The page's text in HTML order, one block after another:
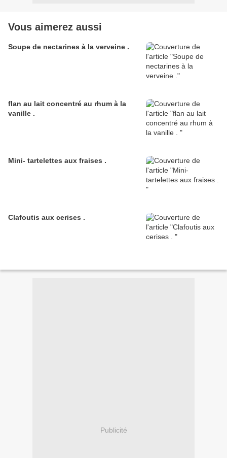
Vous aimerez aussi
Soupe de nectarines à la verveine .
flan au lait concentré au rhum à la
vanille .
Mini- tartelettes aux fraises .
Clafoutis aux cerises .
Publicité